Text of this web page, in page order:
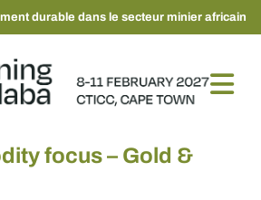
durable dans le secteur minier africain
focus – Gold &